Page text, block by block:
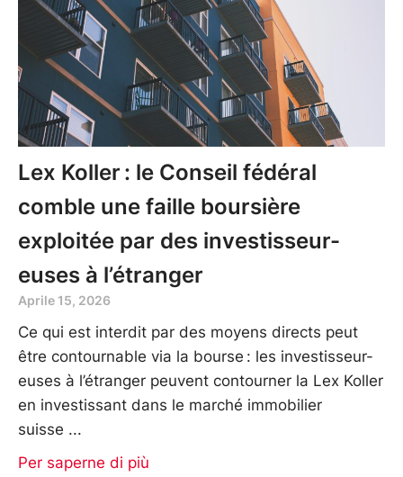
Lex Koller : le Conseil fédéral
comble une faille boursière
exploitée par des investisseur-
euses à l’étranger
Aprile 15, 2026
Ce qui est interdit par des moyens directs peut
être contournable via la bourse : les investisseur-
euses à l’étranger peuvent contourner la Lex Koller
en investissant dans le marché immobilier
suisse
Per saperne di più